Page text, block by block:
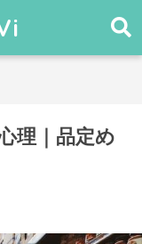
理｜品定め